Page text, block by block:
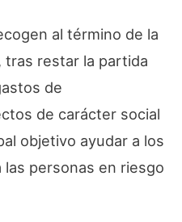
al término de la
restar la partida
de
de carácter social
objetivo ayudar a los
personas en riesgo